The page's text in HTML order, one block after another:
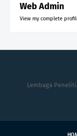
Web Admin
View my complete
Lembaga